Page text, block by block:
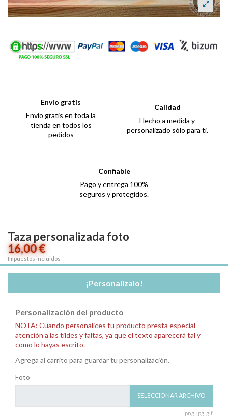
Envío gratis
Envío gratis en toda la
tienda en todos los
pedidos
Calidad
Hecho a medida y
personalizado sólo para ti.
Confiable
Pago y entrega 100%
seguros y protegidos.
Taza personalizada foto
16,00 €
Impuestos incluidos
¡Personalízalo!
Personalización del producto
NOTA: Cuando personalices tu producto presta especial
atención a las tildes y faltas, ya que el texto aparecerá tal y
como lo hayas escrito.
Agrega al carrito para guardar tu personalización.
Foto
SELECCIONAR ARCHIVO
.png .jpg .gif